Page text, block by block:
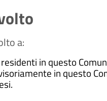
a:
in questo
in questo